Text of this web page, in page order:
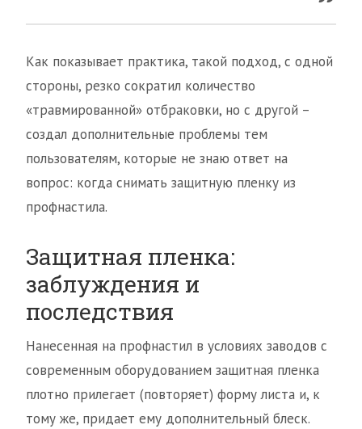
Как показывает практика, такой подход, с одной
стороны, резко сократил количество
«травмированной» отбраковки, но с другой –
создал дополнительные проблемы тем
пользователям, которые не знаю ответ на
вопрос: когда снимать защитную пленку из
профнастила.
Защитная пленка:
заблуждения и
последствия
Нанесенная на профнастил в условиях заводов с
современным оборудованием защитная пленка
плотно прилегает (повторяет) форму листа и, к
тому же, придает ему дополнительный блеск.